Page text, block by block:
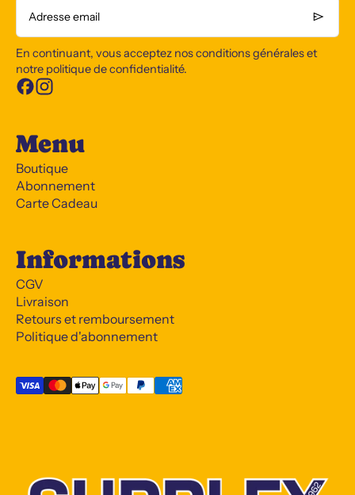
Adresse email
En continuant, vous acceptez nos conditions générales et
notre politique de confidentialité.
Menu
Boutique
Abonnement
Carte Cadeau
Informations
CGV
Livraison
Retours et remboursement
Politique d'abonnement